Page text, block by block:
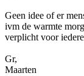
Geen idee of er
ivm de warmte
verplicht voor
Gr,
Maarten